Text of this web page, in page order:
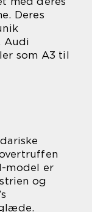
Deres
Audi
som A3 til
model er
og